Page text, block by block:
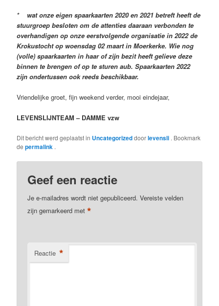
* wat onze eigen spaarkaarten 2020 en 2021 betreft heeft de
stuurgroep besloten om de attenties daaraan verbonden te
overhandigen op onze eerstvolgende organisatie in 2022 de
Krokustocht op woensdag 02 maart in Moerkerke. Wie nog
(volle) spaarkaarten in haar of zijn bezit heeft gelieve deze
binnen te brengen of op te sturen aub. Spaarkaarten 2022
zijn ondertussen ook reeds beschikbaar.
Vriendelijke groet, fijn weekend verder, mooi eindejaar,
LEVENSLIJNTEAM – DAMME vzw
Dit bericht werd geplaatst in Uncategorizeddoorlevensli . Bookmark
depermalink .
Geef een reactie
Je e-mailadres wordt niet gepubliceerd. Vereiste velden
zijn gemarkeerd met*
Reactie *